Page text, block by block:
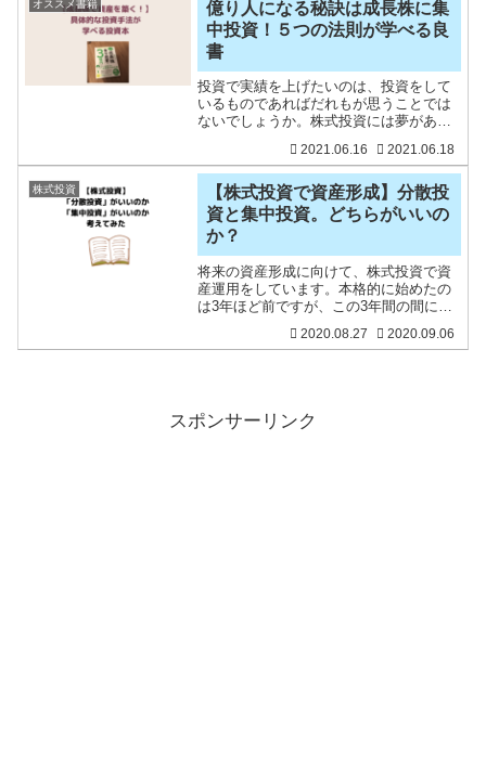
ながらも、配当や優待、そし
オススメ書籍
億り人になる秘訣は成長株に集
中投資！５つの法則が学べる良
書
投資で実績を上げたいのは、投資をして
いるものであればだれもが思うことでは
ないでしょうか。株式投資には夢があ
ながります。私も株式投資に出会ってか
ら、大げさではなく人生が変わりまし
た。まだまだですが、投資手法
2021.06.16 2021.06.18
株式投資
【株式投資で資産形成】分散投
資と集中投資。どちらがいいの
か？
将来の資産形成に向けて、株式投資で資
産運用をしています。本格的に始めたの
は3年ほど前ですが、この3年間の間にも
ています。分散投資は重要だと思いつ
2020.08.27 2020.09.06
スポンサーリンク